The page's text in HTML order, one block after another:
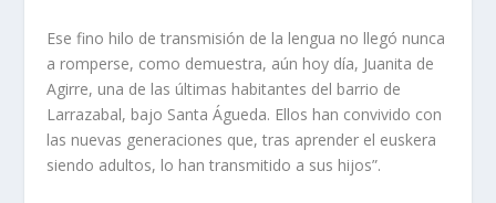
Ese fino hilo de transmisión de la lengua no llegó nunca
a romperse, como demuestra, aún hoy día, Juanita de
Agirre, una de las últimas habitantes del barrio de
Larrazabal, bajo Santa Águeda. Ellos han convivido con
las nuevas generaciones que, tras aprender el euskera
siendo adultos, lo han transmitido a sus hijos”.